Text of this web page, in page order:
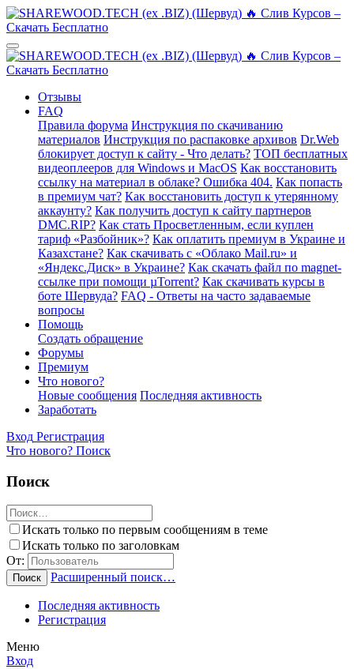
Отзывы
FAQ
Правила форума Инструкция по скачиванию
материалов Инструкция по распаковке архивов Dr.Web
блокирует доступ к сайту - Что делать? ТОП бесплатных
видеоплееров для Windows и MacOS Как восстановить
ссылку на материал в облаке? Ошибка 404. Как попасть
в премиум чат? Как восстановить доступ к утерянному
аккаунту? Как получить доступ к сайту партнеров
DMC.RIP? Как стать Просветленным, если куплен
тариф «Разбойник»? Как оплатить премиум в Украине и
Казахстане? Как скачивать с «Облако Mail.ru» и
«Яндекс.Диск» в Украине? Как скачать файл по magnet-
ссылке при помощи µTorrent? Как скачивать курсы в
боте Шервуда? FAQ - Ответы на часто задаваемые
вопросы
Помощь
Создать обращение
Форумы
Премиум
Что нового?
Новые сообщения Последняя активность
Заработать
Вход Регистрация
Что нового? Поиск
Поиск
Искать только по первым сообщениям в теме
Искать только по заголовкам
От:
Поиск Расширенный поиск…
Последняя активность
Регистрация
Меню
Вход